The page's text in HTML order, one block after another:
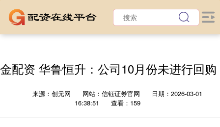
金配资 华鲁恒升：公司10月份未进行回购
来源：创元网 网站：信钰证券官网
日期：2026-03-01
16:38:51
查看：159